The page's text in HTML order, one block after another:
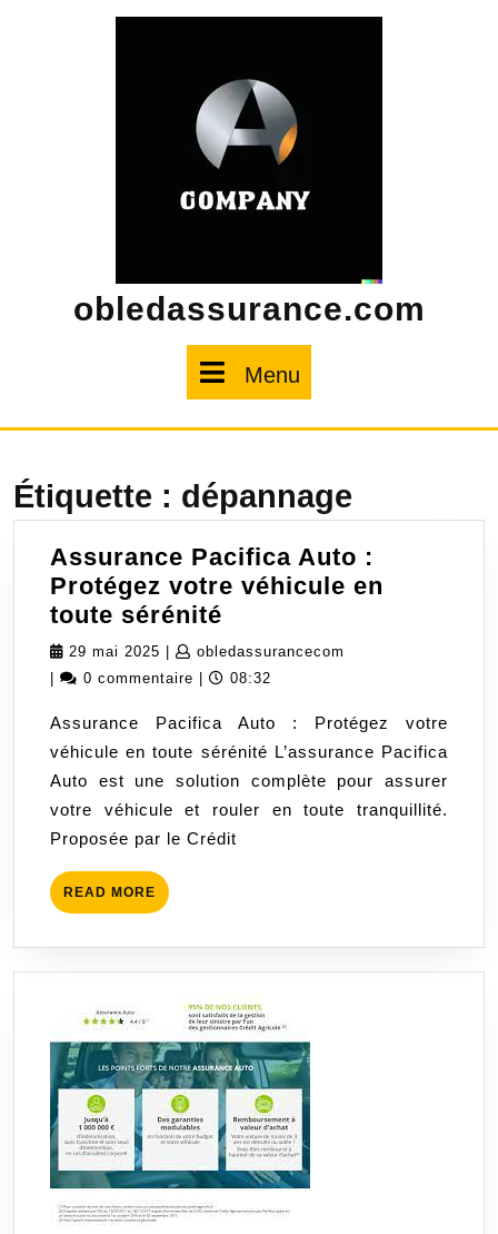
obledassurance.com
Menu
Étiquette : dépannage
Assurance Pacifica Auto :
Protégez votre véhicule en
toute sérénité
Pacifica
Auto
Protégez
votre
véhicule
en
toute
29 mai 2025 29
mai
obledassurancecom
0 commentaire 08:32
Assurance Pacifica Auto : Protégez votre
véhicule en toute sérénité L’assurance Pacifica
Auto est une solution complète pour assurer
votre véhicule et rouler en toute tranquillité.
Proposée par le Crédit
READ MORE READ
MORE